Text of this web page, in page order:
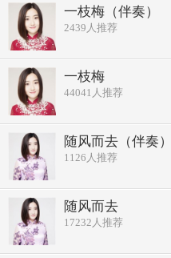
一枝梅（伴奏）
2439 人推荐
一枝梅
44041 人推荐
随风而去（伴奏）
1126 人推荐
随风而去
17232 人推荐